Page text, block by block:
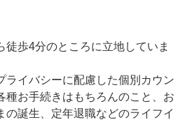
徒歩4分のところに立地していま
ライバシーに配慮した個別カウン
種お手続きはもちろんのこと、お
の誕生、定年退職などのライフイ